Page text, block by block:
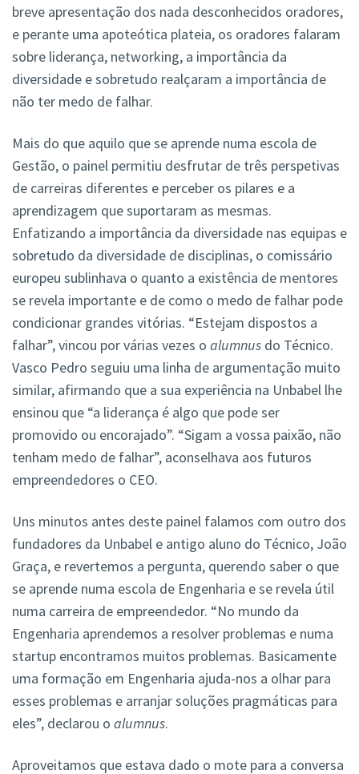
breve apresentação dos nada desconhecidos oradores,
e perante uma apoteótica plateia, os oradores falaram
sobre liderança, networking, a importância da
diversidade e sobretudo realçaram a importância de
não ter medo de falhar.
Mais do que aquilo que se aprende numa escola de
Gestão, o painel permitiu desfrutar de três perspetivas
de carreiras diferentes e perceber os pilares e a
aprendizagem que suportaram as mesmas.
Enfatizando a importância da diversidade nas equipas e
sobretudo da diversidade de disciplinas, o comissário
europeu sublinhava o quanto a existência de mentores
se revela importante e de como o medo de falhar pode
condicionar grandes vitórias. “Estejam dispostos a
falhar”, vincou por várias vezes o alumnus do Técnico.
Vasco Pedro seguiu uma linha de argumentação muito
similar, afirmando que a sua experiência na Unbabel lhe
ensinou que “a liderança é algo que pode ser
promovido ou encorajado”. “Sigam a vossa paixão, não
tenham medo de falhar”, aconselhava aos futuros
empreendedores o CEO.
Uns minutos antes deste painel falamos com outro dos
fundadores da Unbabel e antigo aluno do Técnico, João
Graça, e revertemos a pergunta, querendo saber o que
se aprende numa escola de Engenharia e se revela útil
numa carreira de empreendedor. “No mundo da
Engenharia aprendemos a resolver problemas e numa
startup encontramos muitos problemas. Basicamente
uma formação em Engenharia ajuda-nos a olhar para
esses problemas e arranjar soluções pragmáticas para
eles”, declarou o alumnus.
Aproveitamos que estava dado o mote para a conversa